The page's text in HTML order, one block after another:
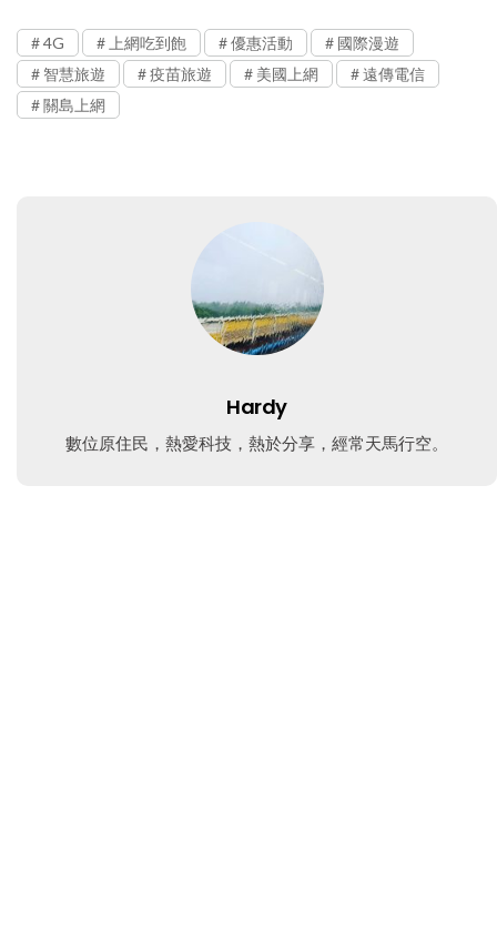
4G 上網吃到飽 優惠活動
國際漫遊
智慧旅遊
疫苗旅遊 美國上網
遠傳電信
關島上網
Hardy
數位原住民，熱愛科技，熱於分享，經常天馬行空。